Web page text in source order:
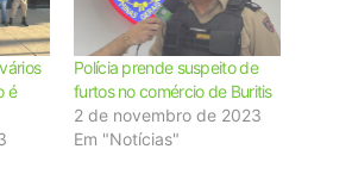
é
Polícia prende suspeito de
furtos no comércio de Buritis
2 de novembro de 2023
Em "Notícias"